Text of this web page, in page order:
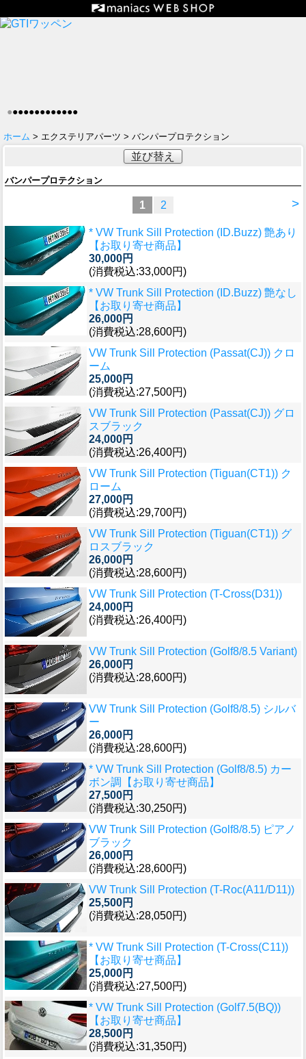
●●●●●●●●●●●●●
ホーム > エクステリアパーツ > バンパープロテクション
並び替え
バンパープロテクション
>
1 2
* VW Trunk Sill Protection (ID.Buzz) 艶あり
【お取り寄せ商品】
30,000円
(消費税込:33,000円)
* VW Trunk Sill Protection (ID.Buzz) 艶なし
【お取り寄せ商品】
26,000円
(消費税込:28,600円)
VW Trunk Sill Protection (Passat(CJ)) クロ
ーム
25,000円
(消費税込:27,500円)
VW Trunk Sill Protection (Passat(CJ)) グロ
スブラック
24,000円
(消費税込:26,400円)
VW Trunk Sill Protection (Tiguan(CT1)) ク
ローム
27,000円
(消費税込:29,700円)
VW Trunk Sill Protection (Tiguan(CT1)) グ
ロスブラック
26,000円
(消費税込:28,600円)
VW Trunk Sill Protection (T-Cross(D31))
24,000円
(消費税込:26,400円)
VW Trunk Sill Protection (Golf8/8.5 Variant)
26,000円
(消費税込:28,600円)
VW Trunk Sill Protection (Golf8/8.5) シルバ
ー
26,000円
(消費税込:28,600円)
* VW Trunk Sill Protection (Golf8/8.5) カー
ボン調【お取り寄せ商品】
27,500円
(消費税込:30,250円)
VW Trunk Sill Protection (Golf8/8.5) ピアノ
ブラック
26,000円
(消費税込:28,600円)
VW Trunk Sill Protection (T-Roc(A11/D11))
25,500円
(消費税込:28,050円)
* VW Trunk Sill Protection (T-Cross(C11))
【お取り寄せ商品】
25,000円
(消費税込:27,500円)
* VW Trunk Sill Protection (Golf7.5(BQ))
【お取り寄せ商品】
28,500円
(消費税込:31,350円)